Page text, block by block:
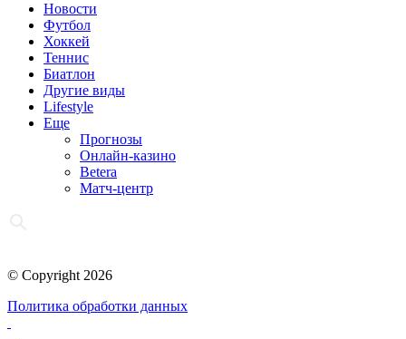
Новости
Футбол
Хоккей
Теннис
Биатлон
Другие виды
Lifestyle
Еще
Прогнозы
Онлайн-казино
Betera
Матч-центр
© Copyright 2026
Политика обработки данных